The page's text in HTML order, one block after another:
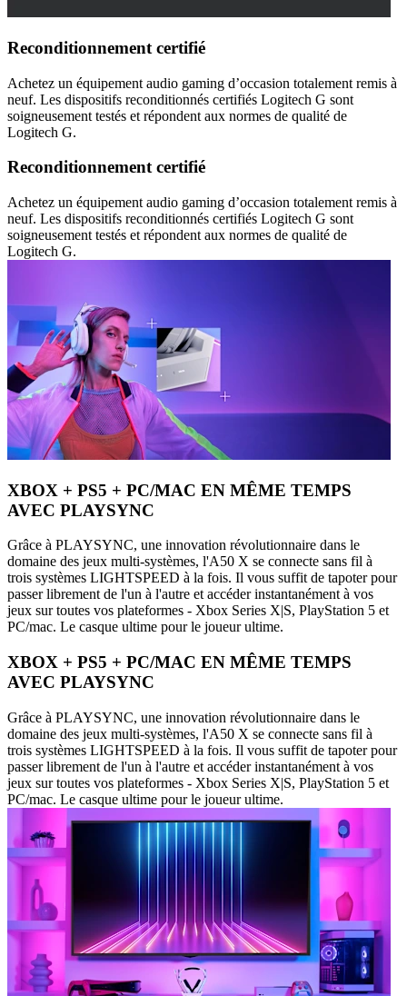
Reconditionnement certifié
Achetez un équipement audio gaming d’occasion totalement remis à
neuf. Les dispositifs reconditionnés certifiés Logitech G sont
soigneusement testés et répondent aux normes de qualité de
Logitech G.
Reconditionnement certifié
Achetez un équipement audio gaming d’occasion totalement remis à
neuf. Les dispositifs reconditionnés certifiés Logitech G sont
soigneusement testés et répondent aux normes de qualité de
Logitech G.
XBOX + PS5 + PC/MAC EN MÊME TEMPS
AVEC PLAYSYNC
Grâce à PLAYSYNC, une innovation révolutionnaire dans le
domaine des jeux multi-systèmes, l'A50 X se connecte sans fil à
trois systèmes LIGHTSPEED à la fois. Il vous suffit de tapoter pour
passer librement de l'un à l'autre et accéder instantanément à vos
jeux sur toutes vos plateformes - Xbox Series X|S, PlayStation 5 et
PC/mac. Le casque ultime pour le joueur ultime.
XBOX + PS5 + PC/MAC EN MÊME TEMPS
AVEC PLAYSYNC
Grâce à PLAYSYNC, une innovation révolutionnaire dans le
domaine des jeux multi-systèmes, l'A50 X se connecte sans fil à
trois systèmes LIGHTSPEED à la fois. Il vous suffit de tapoter pour
passer librement de l'un à l'autre et accéder instantanément à vos
jeux sur toutes vos plateformes - Xbox Series X|S, PlayStation 5 et
PC/mac. Le casque ultime pour le joueur ultime.